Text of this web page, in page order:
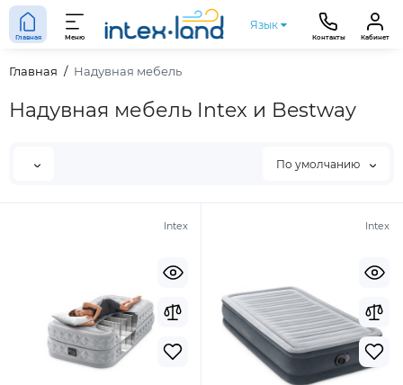
Главная Меню
Язык
Контакты Кабинет
Главная Надувная мебель
Надувная мебель Intex и Bestway
По умолчанию
Intex Intex